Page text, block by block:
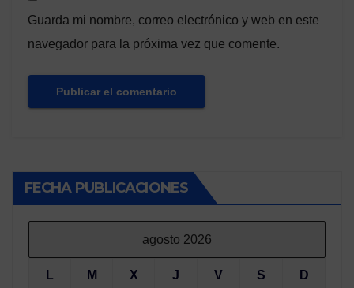
Guarda mi nombre, correo electrónico y web en este
navegador para la próxima vez que comente.
FECHA PUBLICACIONES
agosto 2026
L M X J V S D